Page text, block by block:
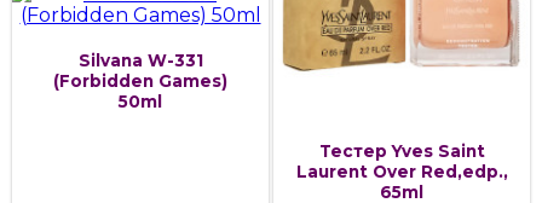
Silvana W-331
(Forbidden Games)
50ml
Тестер Yves Saint
Laurent Over Red,edp.,
65ml